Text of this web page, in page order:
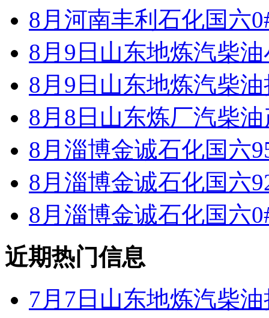
8月河南丰利石化国六
8月9日山东地炼汽柴
8月9日山东地炼汽柴
8月8日山东炼厂汽柴
8月淄博金诚石化国六
8月淄博金诚石化国六
8月淄博金诚石化国六
近期热门信息
7月7日山东地炼汽柴